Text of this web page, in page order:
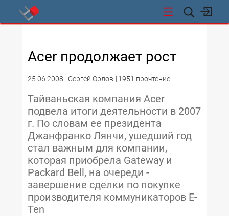
Acer продолжает рост
25.06.2008 Сергей Орлов 1951 прочтение
Тайваньская компания Acer
подвела итоги деятельности в 2007
г. По словам ее президента
Джанфранко Лянчи, ушедший год
стал важным для компании,
которая приобрела Gateway и
Packard Bell, на очереди -
завершение сделки по покупке
производителя коммуникаторов E-
Ten